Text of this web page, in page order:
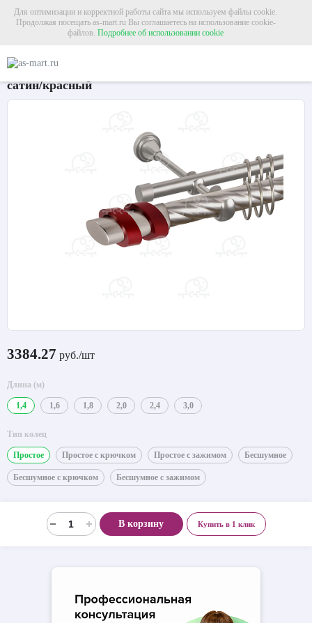
Для оптимизации и корректной работы сайта мы используем файлы cookie.
Продолжая посещать as-mart.ru Вы соглашаетесь на использование cookie-
файлов. Подробнее об использовании cookie
Карниз для штор двухрядный «Вена» Ø25К/16Г
сатин/красный
3384.27 руб./шт
Длина (м)
1,4 1,6 1,8 2,0 2,4 3,0
Тип колец
Простое Простое с крючком Простое с зажимом Бесшумное
Бесшумное с крючком Бесшумное с зажимом
В корзину Купить в 1 клик